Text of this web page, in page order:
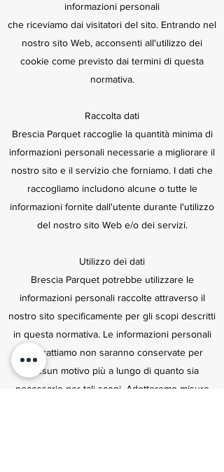
informazioni personali
che riceviamo dai visitatori del sito. Entrando nel
nostro sito Web, acconsenti all'utilizzo dei
cookie come previsto dai termini di questa
normativa.
Raccolta dati
Brescia Parquet raccoglie la quantità minima di
informazioni personali necessarie a migliorare il
nostro sito e il servizio che forniamo. I dati che
raccogliamo includono alcune o tutte le
informazioni fornite dall'utente durante l'utilizzo
del nostro sito Web e/o dei servizi.
Utilizzo dei dati
Brescia Parquet potrebbe utilizzare le
informazioni personali raccolte attraverso il
nostro sito specificamente per gli scopi descritti
in questa normativa. Le informazioni personali
che trattiamo non saranno conservate per
nessun motivo più a lungo di quanto sia
necessario per tali scopi. Adotteremo misure